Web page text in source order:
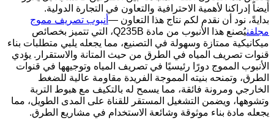
أيضاً إدراكنا لأهمية الاحترافية والتعاون في التجارة الدولية.
بدايةً، نود أن نقدم لكم نتاج هذا التعاون — أنبوب تصريف مموج
مجلفن
يُصنع هذا الأنبوب من مادة Q235B، التي تتميز بخصائص
ميكانيكية ممتازة وسهولة في التصنيع، مما يجعله يلبي متطلبات بناء
قنوات تصريف المياه في الطرق من حيث المتانة والاستقرار. يؤدي
الأنبوب المموج دورًا رئيسيًا في تصريف المياه وتوجيهها في قنوات
الطرق، وتمنحه بنيته المموجة الفريدة مقاومة عالية للضغط
الخارجي ومرونة فائقة، مما يسمح له بالتكيف مع هبوط التربة
وتشوهها، ويضمن التشغيل المستقر للقناة على المدى الطويل، مما
يجعله مادة بناء موثوقة وشائعة الاستخدام في مشاريع الطرق.